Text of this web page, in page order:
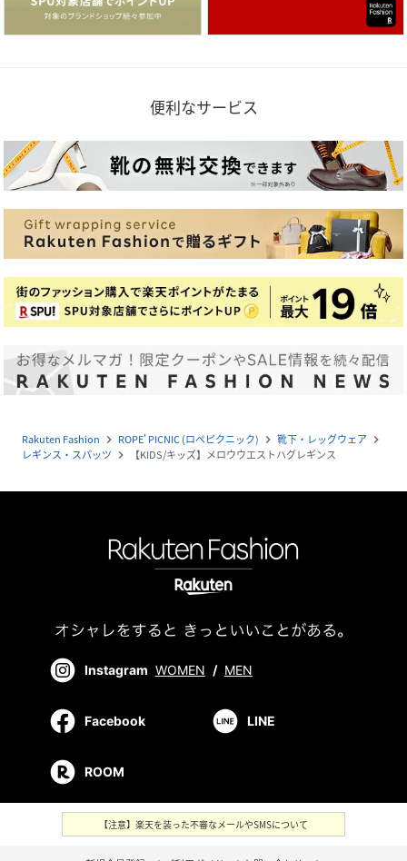
便利なサービス
Rakuten Fashion navigate_next ROPE' PICNIC (ロペピクニック) navigate_next 靴下・レッグウェア navigate_next
レギンス・スパッツ navigate_next 【KIDS/キッズ】メロウウエストハグレギンス
Instagram WOMEN / MEN
Facebook LINE
ROOM
【注意】楽天を装った不審なメールやSMSについて